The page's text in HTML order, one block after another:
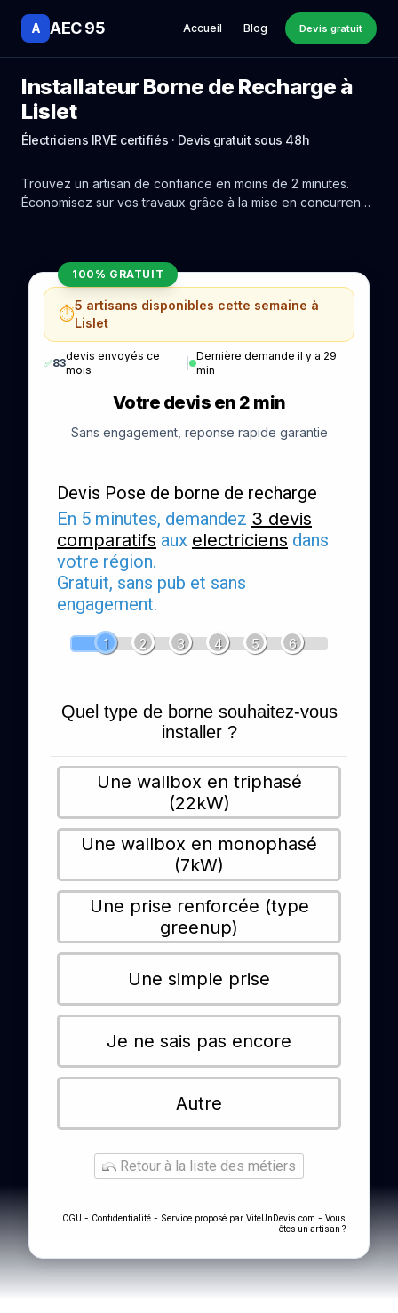
A AEC 95 Accueil Blog Devis gratuit
Installateur Borne de Recharge à
Lislet
Électriciens IRVE certifiés · Devis gratuit sous 48h
Trouvez un artisan de confiance en moins de 2 minutes.
Économisez sur vos travaux grâce à la mise en concurrence
100% GRATUIT
⏱️5 artisans disponibles cette semaine à
Lislet
✅83
devis envoyés ce
mois
Dernière demande il y a 29
min
Votre devis en 2 min
Sans engagement, reponse rapide garantie
Devis Pose de borne de recharge
En 5 minutes, demandez 3 devis
comparatifs aux electriciens dans
votre région.
Gratuit, sans pub et sans
engagement.
1 2 3 4 5 6
Quel type de borne souhaitez-vous
installer ?
Une wallbox en triphasé
(22kW)
Une wallbox en monophasé
(7kW)
Une prise renforcée (type
greenup)
Une simple prise
Je ne sais pas encore
Autre
Retour à la liste des métiers
CGU - Confidentialité - Service proposé par ViteUnDevis.com - Vous
êtes un artisan ?